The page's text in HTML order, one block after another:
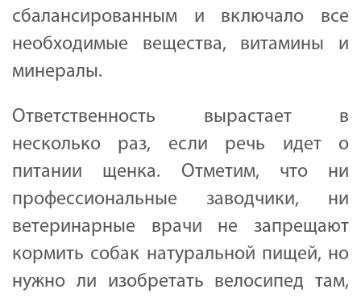
сбалансированным и включало все
необходимые вещества, витамины и
минералы.
Ответственность вырастает в
несколько раз, если речь идет о
питании щенка. Отметим, что ни
профессиональные заводчики, ни
ветеринарные врачи не запрещают
кормить собак натуральной пищей, но
нужно ли изобретать велосипед там,